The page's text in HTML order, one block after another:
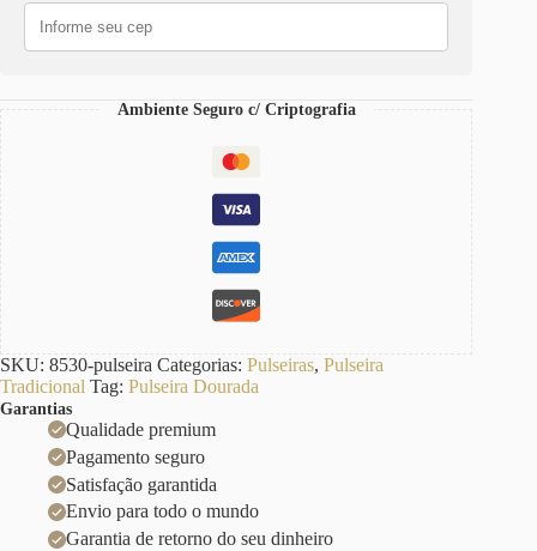
Ouro
Fecho
Ímã
Ambiente Seguro c/ Criptografia
SKU: 8530-pulseira Categorias: Pulseiras, Pulseira
Tradicional Tag: Pulseira Dourada
Garantias
Qualidade premium
Pagamento seguro
Satisfação garantida
Envio para todo o mundo
Garantia de retorno do seu dinheiro